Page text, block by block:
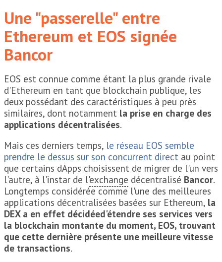
Une "passerelle" entre
Ethereum et EOS signée
Bancor
EOS est connue comme étant la plus grande rivale
d'Ethereum en tant que blockchain publique, les
deux possédant des caractéristiques à peu près
similaires, dont notamment la prise en charge des
applications décentralisées.
Mais ces derniers temps, le réseau EOS semble
prendre le dessus sur son concurrent directau point
que certains dApps choisissent de migrer de l'un vers
l'autre, à l'instar de l'exchange décentralisé Bancor.
Longtemps considérée comme l'une des meilleures
applications décentralisées basées sur Ethereum, la
DEX a en effet décidéed'étendre ses services vers
la blockchain montante du moment, EOS, trouvant
que cette dernière présente une meilleure vitesse
de transactions.